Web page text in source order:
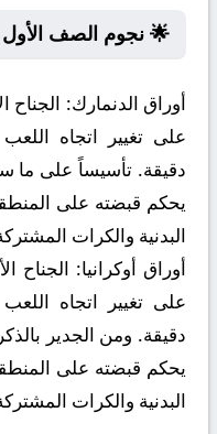
🌟 نجوم الصف
أوراق الدنمارك: الجناح
على تغيير اتجاه
دقيقة. تأسيساً على ما
يحكم قبضته على
البدنية والكرات
أوراق أوكرانيا: الجناح
على تغيير اتجاه
دقيقة. ومن الجدير
يحكم قبضته على
البدنية والكرات